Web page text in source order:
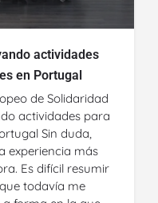
actividades
en Portugal
de Solidaridad
actividades para
Sin duda,
experiencia más
Es difícil resumir
todavía me